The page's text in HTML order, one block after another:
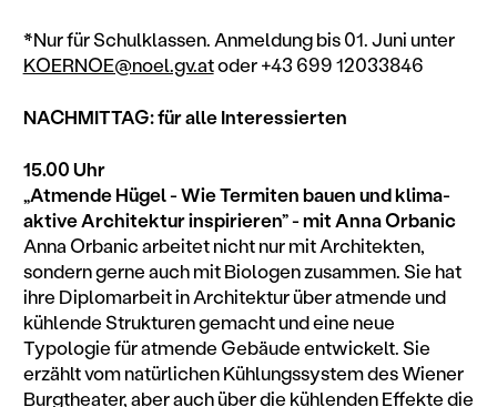
*Nur für Schulklassen. Anmeldung bis 01. Juni unter
KOERNOE@noel.gv.atoder +43 699 12033846
NACHMITTAG: für alle Interessierten
15.00 Uhr
„Atmende Hügel - Wie Termiten bauen und klima-
aktive Architektur inspirieren” - mit Anna Orbanic
Anna Orbanic arbeitet nicht nur mit Architekten,
sondern gerne auch mit Biologen zusammen. Sie hat
ihre Diplomarbeit in Architektur über atmende und
kühlende Strukturen gemacht und eine neue
Typologie für atmende Gebäude entwickelt. Sie
erzählt vom natürlichen Kühlungssystem des Wiener
Burgtheater, aber auch über die kühlenden Effekte die